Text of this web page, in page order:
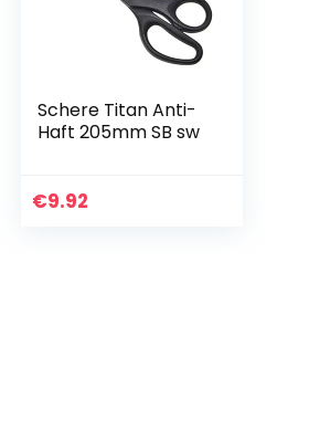
Schere Titan Anti-
Haft 205mm SB sw
€9.92